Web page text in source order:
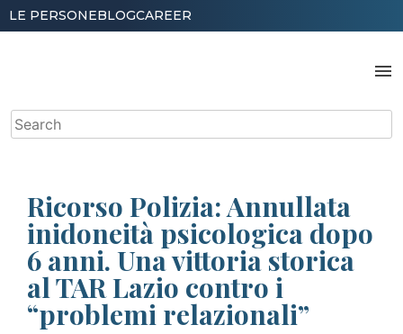
Skip
to
LE PERSONEBLOGCAREER
menu
Search
for:
Ricorso Polizia: Annullata
inidoneità psicologica dopo
6 anni. Una vittoria storica
al TAR Lazio contro i
“problemi relazionali”